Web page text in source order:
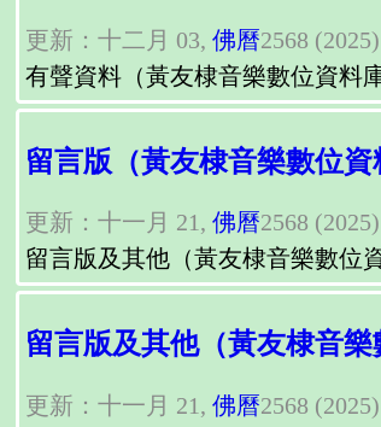
更新：十二月 03, 佛曆2568 (2025)
有聲資料（黃友棣音樂數位資料庫
留言版（黃友棣音樂數位資
更新：十一月 21, 佛曆2568 (2025)
留言版及其他（黃友棣音樂數位
留言版及其他（黃友棣音樂
更新：十一月 21, 佛曆2568 (2025)